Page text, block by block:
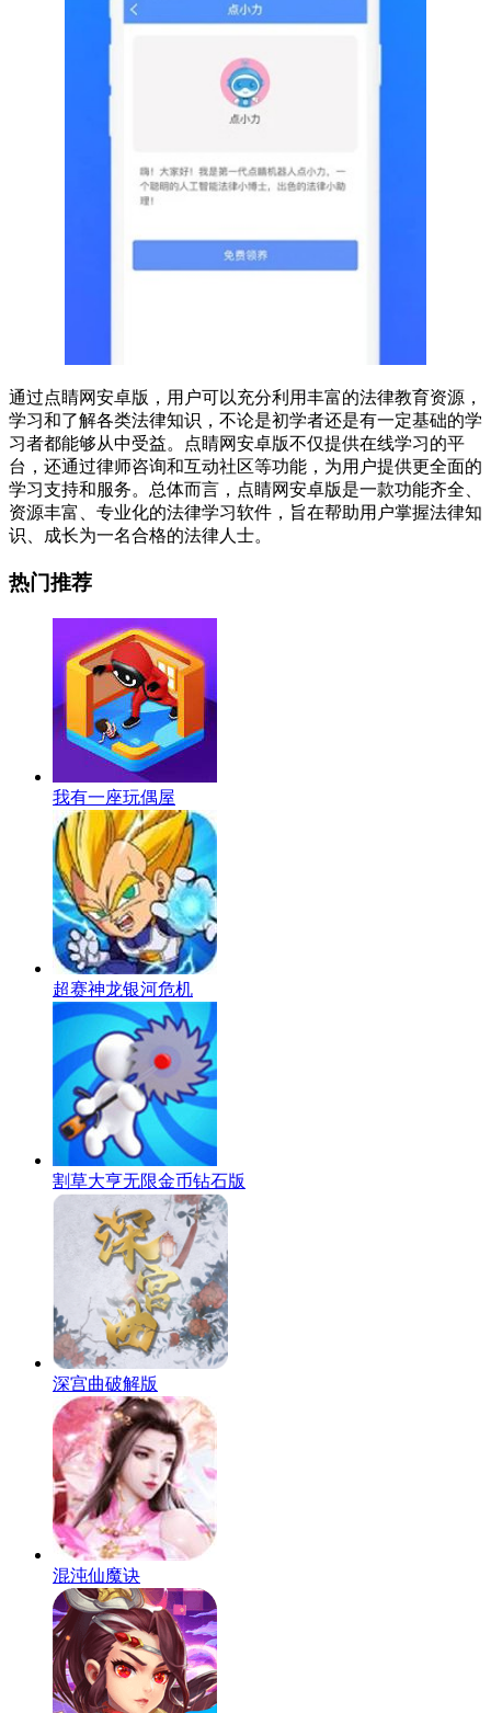
通过点睛网安卓版，用户可以充分利用丰富的法律教育资源，
学习和了解各类法律知识，不论是初学者还是有一定基础的学
习者都能够从中受益。点睛网安卓版不仅提供在线学习的平
台，还通过律师咨询和互动社区等功能，为用户提供更全面的
学习支持和服务。总体而言，点睛网安卓版是一款功能齐全、
资源丰富、专业化的法律学习软件，旨在帮助用户掌握法律知
识、成长为一名合格的法律人士。
热门推荐
我有一座玩偶屋
超赛神龙银河危机
割草大亨无限金币钻石版
深宫曲破解版
混沌仙魔诀